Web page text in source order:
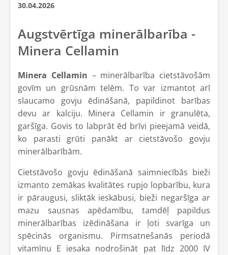
30.04.2026
Augstvērtīga minerālbarība -
Minera Cellamin
Minera Cellamin – minerālbarība cietstāvošām
govīm un grūsnām telēm. To var izmantot arī
slaucamo govju ēdināšanā, papildinot barības
devu ar kalciju. Minera Cellamin ir granulēta,
garšīga. Govis to labprāt ēd brīvi pieejamā veidā,
ko parasti grūti panākt ar cietstāvošo govju
minerālbarībām.
Cietstāvošo govju ēdināšanā saimniecībās bieži
izmanto zemākas kvalitātes rupjo lopbarību, kura
ir pāraugusi, sliktāk ieskābusi, bieži negaršīga ar
mazu sausnas apēdamību, tamdēļ papildus
minerālbarības izēdināšana ir ļoti svarīga un
spēcinās organismu. Pirmsatnešanās periodā
vitamīnu E iesaka nodrošināt pat līdz 2000 IV